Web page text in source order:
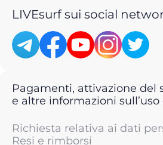
LIVEsurf sui social
Pagamenti, attivazione del
e altre informazioni
Richiesta relativa ai dati
Resi e rimborsi